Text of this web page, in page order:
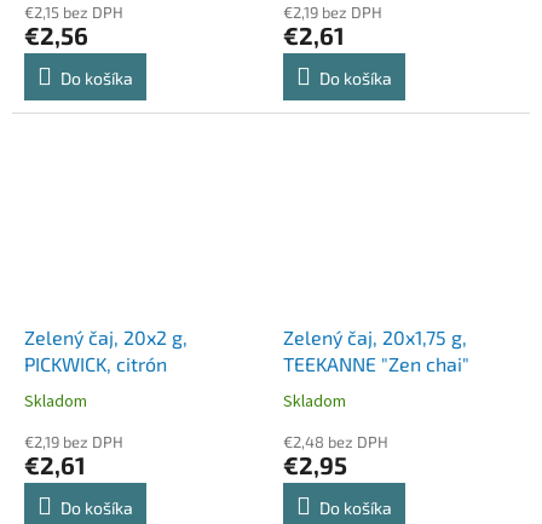
€2,15 bez DPH
€2,56
Do košíka
tráva, mango-jazmín
€2,19 bez DPH
€2,61
Do košíka
Zelený čaj, 20x2 g,
PICKWICK, citrón
Skladom
€2,19 bez DPH
€2,61
Do košíka
Zelený čaj, 20x1,75 g,
TEEKANNE "Zen chai"
Skladom
€2,48 bez DPH
€2,95
Do košíka